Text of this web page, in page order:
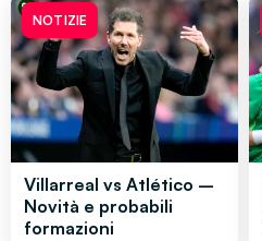
NOTIZIE
Villarreal vs Atlético –
Novità e probabili
formazioni